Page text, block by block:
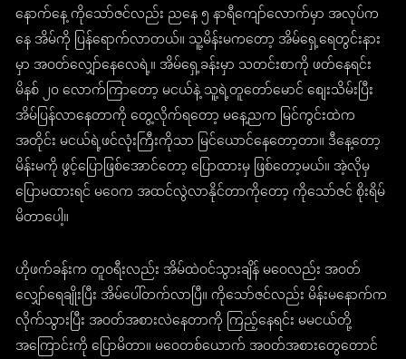
နောက်နေ့ ကိုသော်ဇင်လည်း ညနေ ၅ နာရီကျော်လောက်မှာ အလုပ်က
နေ အိမ်ကို ပြန်ရောက်လာတယ်။ သူ့မိန်းမကတော့ အိမ်ရှေ့ရေတွင်းနား
မှာ အဝတ်လျှော်နေလေရဲ့။ အိမ်ရှေ့ခန်းမှာ သတင်းစာကို ဖတ်နေရင်း
မိနစ် ၂၀ လောက်ကြာတော့ မငယ်နဲ့ သူ့ရဲ့တူတော်မောင် စျေးသိမ်းပြီး
အိမ်ပြန်လာနေတာကို တွေ့လိုက်ရတော့ မနေ့ညက မြင်ကွင်းထဲက
အတိုင်း မငယ်ရဲ့ဖင်လုံးကြီးကိုသာ မြင်ယောင်နေတော့တာ။ ဒီနေ့တော့
မိန်းမကို ဖွင့်ပြောဖြစ်အောင်တော့ ပြောထားမှ ဖြစ်တော့မယ်။ အဲ့လိုမှ
ပြောမထားရင် မဝေက အထင်လွဲလာနိုင်တာကိုတော့ ကိုသော်ဇင် စိုးရိမ်
မိတာပေါ့။
ဟိုဖက်ခန်းက တူဝရီးလည်း အိမ်ထဲဝင်သွားချိန် မဝေလည်း အဝတ်
လျှော်ရေချိုးပြီး အိမ်ပေါ်တက်လာပြီ။ ကိုသော်ဇင်လည်း မိန်းမနောက်က
လိုက်သွားပြီး အဝတ်အစားလဲနေတာကို ကြည့်နေရင်း မမငယ်တို့
အကြောင်းကို ပြောမိတာ။ မဝေတစ်ယောက် အဝတ်အစားတွေတောင်